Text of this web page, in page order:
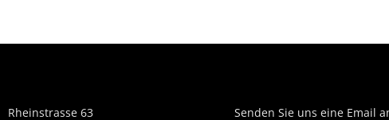
Rheinstrasse 63 Senden Sie uns eine Email